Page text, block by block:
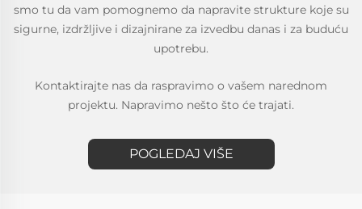
smo tu da vam pomognemo da napravite strukture koje su
sigurne, izdržljive i dizajnirane za izvedbu danas i za buduću
upotrebu.
Kontaktirajte nas da raspravimo o vašem narednom
projektu. Napravimo nešto što će trajati.
POGLEDAJ VIŠE